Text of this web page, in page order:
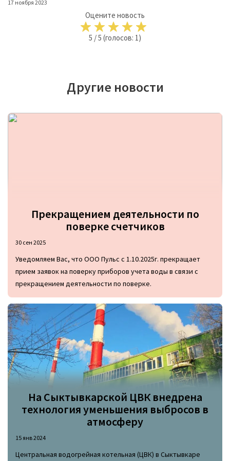
17 ноября 2023
Оцените новость
5 /5 (голосов: 1)
Другие новости
Прекращением деятельности по
поверке счетчиков
30 сен 2025
Уведомляем Вас, что ООО Пульс с 1.10.2025г. прекращает
прием заявок на поверку приборов учета воды в связи с
прекращением деятельности по поверке.
На Сыктывкарской ЦВК внедрена
технология уменьшения выбросов в
атмосферу
15 янв 2024
Центральная водогрейная котельная (ЦВК) в Сыктывкаре